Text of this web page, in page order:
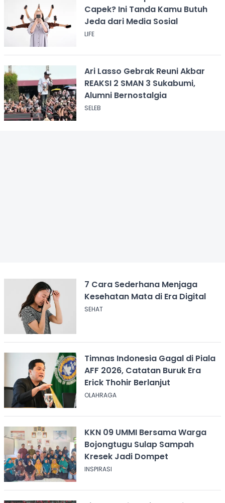
Capek? Ini Tanda Kamu Butuh
Jeda dari Media Sosial
LIFE
Ari Lasso Gebrak Reuni Akbar
REAKSI 2 SMAN 3 Sukabumi,
Alumni Bernostalgia
SELEB
7 Cara Sederhana Menjaga
Kesehatan Mata di Era Digital
SEHAT
Timnas Indonesia Gagal di Piala
AFF 2026, Catatan Buruk Era
Erick Thohir Berlanjut
OLAHRAGA
KKN 09 UMMI Bersama Warga
Bojongtugu Sulap Sampah
Kresek Jadi Dompet
INSPIRASI